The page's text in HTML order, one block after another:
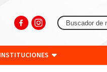
INSTITUCIONES